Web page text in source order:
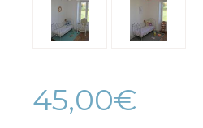
45,00€